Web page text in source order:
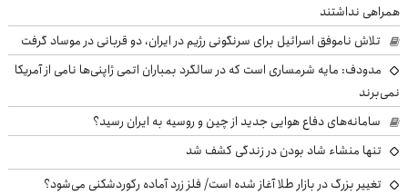
همراهی نداشتند
تلاش ناموفق اسرائیل برای سرنگونی رژیم در ایران، دو قربانی در موساد گرفت
مدودف: مایه شرمساری است که در سالگرد بمباران اتمی ژاپنی‌ها نامی از آمریکا
نمی‌برند
سامانه‌های دفاع هوایی جدید از چین و روسیه به ایران رسید؟
تنها منشاء شاد بودن در زندگی کشف شد
تغییر بزرگ در بازار طلا آغاز شده است/ فلز زرد آماده رکوردشکنی می‌شود؟